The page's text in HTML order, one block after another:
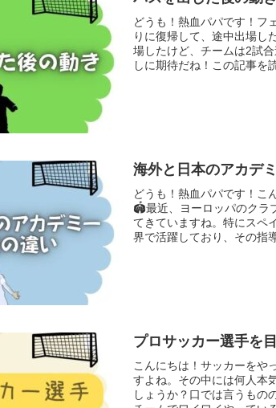
どうも！熱血パパです！フ
りに復帰して、途中出場し
場したけど、チームは2試
しに期待だね！この記事を
海外と日本のアカデ
どうも！熱血パパです！こ
🏟️最近、ヨーロッパのクラ
てきていますね。特にスペ
界で活躍しており、その指
プロサッカー選手を
こんにちは！サッカーをや
すよね。その中には何人本
しょうか？口では言うもの